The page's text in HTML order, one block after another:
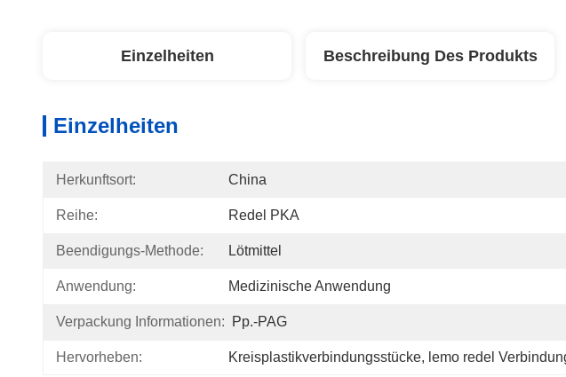
Einzelheiten Beschreibung Des Produkts
Einzelheiten
Herkunftsort: China
Reihe: Redel PKA
Beendigungs-Methode: Lötmittel
Anwendung: Medizinische Anwendung
Verpackung Informationen: Pp.-PAG
Hervorheben: Kreisplastikverbindungsstücke, lemo redel